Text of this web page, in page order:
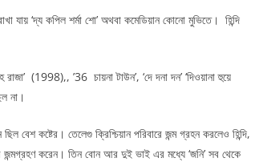
যায় ‘দ্য কপিল শর্মা শো’ অথবা কমেডিয়ান কোনো মুভিতে। হিন্দি
(1998),, ’36 চায়না টাউন’, ‘দে দনা দন’ ‘দিওয়ানা হুয়ে
না।
বেশ কষ্টের। তেলেগু ক্রিশ্চিয়ান পরিবারে জন্ম গ্রহন করলেও হিন্দি,
জন্মগ্রহণ করেন। তিন বোন আর দুই ভাই এর মধ্যে ‘জনি’ সব থেকে